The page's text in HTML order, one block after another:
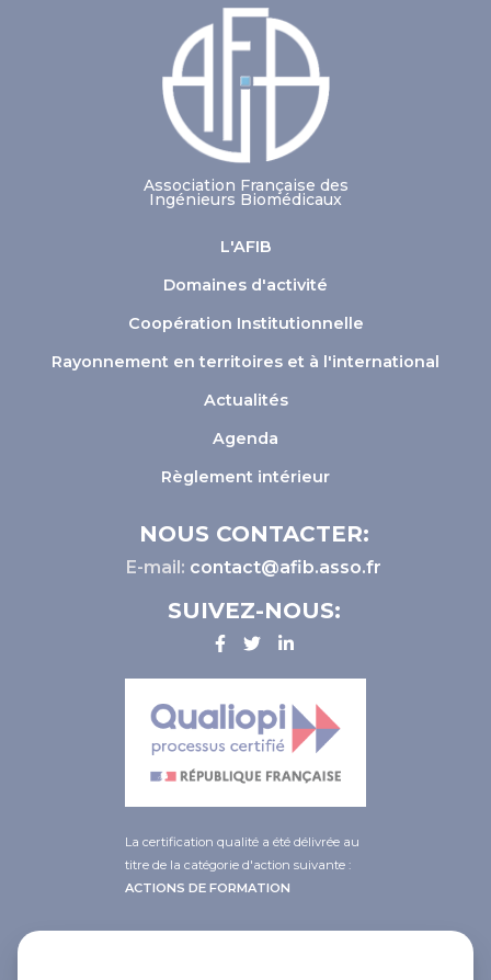
Association Française des
Ingénieurs Biomédicaux
L'AFIB
Domaines d'activité
Coopération Institutionnelle
Rayonnement en territoires et à l'international
Actualités
Agenda
Règlement intérieur
NOUS CONTACTER:
E-mail: contact@afib.asso.fr
SUIVEZ-NOUS:
La certification qualité a été délivrée au
titre de la catégorie d'action suivante :
ACTIONS DE FORMATION